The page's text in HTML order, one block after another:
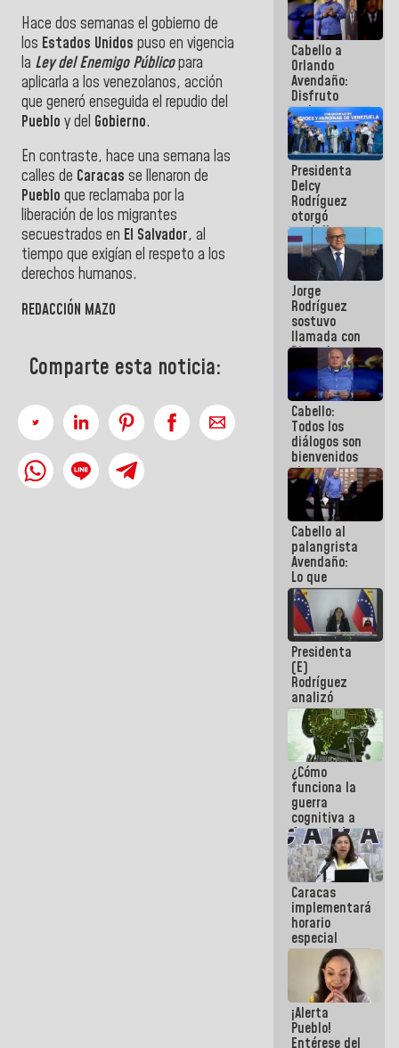
Hace dos semanas el gobierno de
los Estados Unidos puso en vigencia
la Ley del Enemigo Públicopara
aplicarla a los venezolanos, acción
que generó enseguida el repudio del
Pueblo y del Gobierno.
En contraste, hace una semana las
calles de Caracas se llenaron de
Pueblo que reclamaba por la
liberación de los migrantes
secuestrados en El Salvador, al
tiempo que exigían el respeto a los
derechos humanos.
REDACCIÓN MAZO
Comparte esta noticia:
Cabello a
Orlando
Avendaño:
Disfruto
cada vez
que escribes
porque lo
que haces
es
embarrarla
Presidenta
Delcy
Rodríguez
otorgó
medalla
"Héroe de
Venezuela"
a servidores
públicos
Jorge
Rodríguez
sostuvo
llamada con
Dinorah
Figuera y
acuerdan
primer
encuentro
presencial
para el
diálogo
Cabello:
Todos los
diálogos son
bienvenidos
siempre que
estén en el
marco de la
Constitución
de la
República
Cabello al
palangrista
Avendaño:
Lo que
vayas a
escribir
hazlo hoy
por que no
sabemos si
la semana
que viene
hay
programa
Presidenta
(E)
Rodríguez
analizó
junto a
gobernadores
planes de
recuperación
del Sistema
Eléctrico
Nacional
¿Cómo
funciona la
guerra
cognitiva a
favor de la
narrativa
hegemónica?
(1)
Caracas
implementará
horario
especial
para
adaptarse
al plan de
ahorro
energético
¡Alerta
Pueblo!
Entérese del